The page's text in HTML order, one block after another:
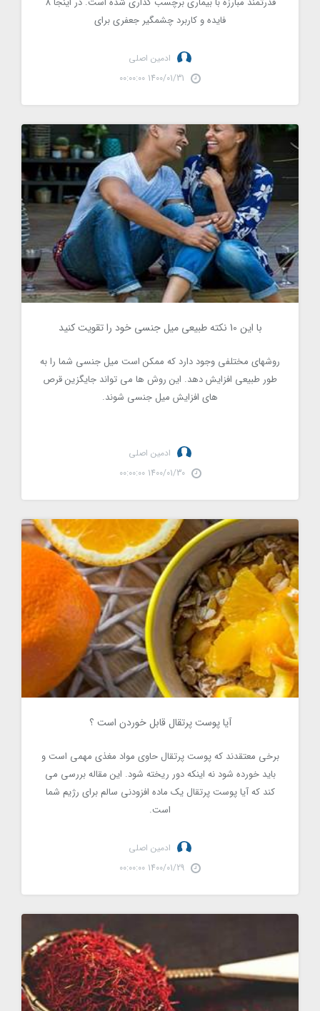
فایده و کاربرد چشمگیر جعفری برای
ادمین اصلی
1400/01/31 00:00:00
10168 با این 10 نکته طبیعی میل جنسی خود را تقویت کنید
روشهای مختلفی وجود دارد که ممکن است میل جنسی شما را به
طور طبیعی افزایش دهد. این روش ها می تواند جایگزین قرص
های افزایش میل جنسی شوند.
ادمین اصلی
1400/01/30 00:00:00
آیا پوست پرتقال قابل خوردن است ؟
برخی معتقدند که پوست پرتقال حاوی مواد مغذی مهمی است و
باید خورده شود نه اینکه دور ریخته شود. این مقاله بررسی می
کند که آیا پوست پرتقال یک ماده افزودنی سالم برای رژیم شما
است.
ادمین اصلی
1400/01/29 00:00:00